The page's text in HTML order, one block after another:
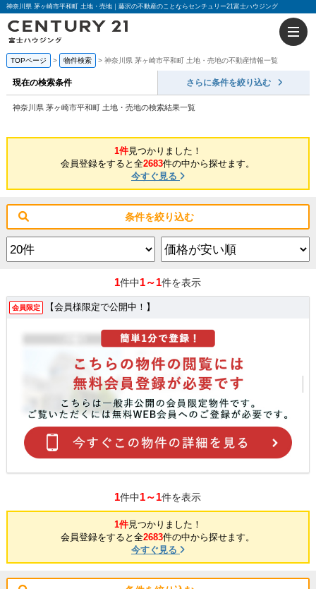
神奈川県 茅ヶ崎市平和町 土地・売地｜藤沢の不動産のことならセンチュリー21富士ハウジング
TOPページ 物件検索 神奈川県 茅ヶ崎市平和町 土地・売地の不動産情報一覧
現在の検索条件 さらに条件を絞り込む
神奈川県 茅ヶ崎市平和町 土地・売地の検索結果一覧
1件見つかりました！
会員登録をすると全2683件の中から探せます。
今すぐ見る
条件を絞り込む
1件中1～1件を表示
会員限定 【会員様限定で公開中！】
1件中1～1件を表示
1件見つかりました！
会員登録をすると全2683件の中から探せます。
今すぐ見る